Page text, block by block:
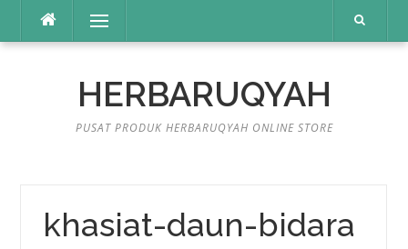
konten
Menu
HERBARUQYAH
PUSAT PRODUK HERBARUQYAH ONLINE STORE
khasiat-daun-bidara